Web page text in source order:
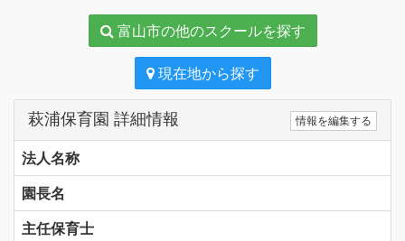
富山市の他のスクールを探す
現在地から探す
萩浦保育園 詳細情報 情報を編集する
法人名称
園長名
主任保育士